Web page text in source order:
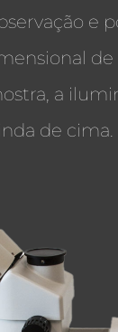
e
de
a
de cima.